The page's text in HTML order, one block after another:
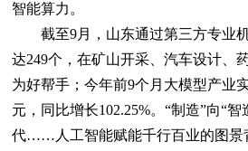
智能算力。
截至9月，山东通过第三方专业
达249个，在矿山开采、汽车设计、
为好帮手；今年前9个月大模型产业
元，同比增长102.25%。“制造”向“
代……人工智能赋能千行百业的图景